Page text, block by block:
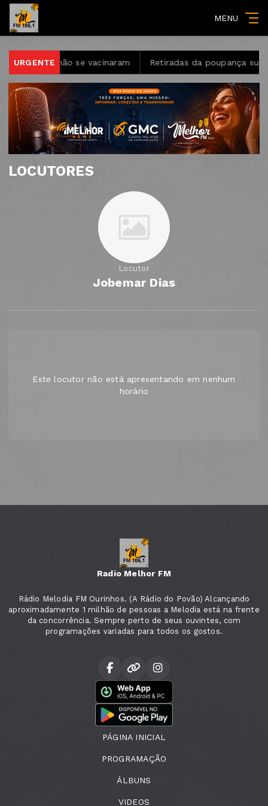
MENU
URGENTE
16 não se vacinaram Retiradas da poupança
LOCUTORES
Locutor
Jobemar Dias
Este locutor não está apresentando em nenhum
horário
Radio Melhor FM
Rádio Melodia FM Ourinhos. (A Rádio do Povão) Alcançando
aproximadamente 1 milhão de pessoas a Melodia está na frente
da concorrência. Sempre perto de seus ouvintes, com
programações variadas para todos os gostos.
PÁGINA INICIAL
PROGRAMAÇÃO
ÁLBUNS
VIDEOS